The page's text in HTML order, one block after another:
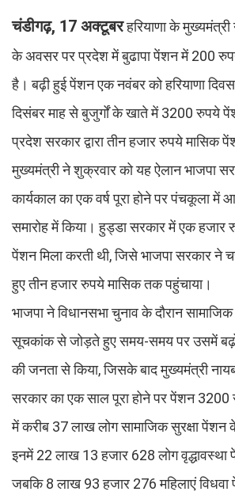
चंडीगढ़, 17 अक्टूबरहरियाणा के मुख्यमंत्री
के अवसर पर प्रदेश में बुढापा पेंशन में 200 रुपये
है। बढ़ी हुई पेंशन एक नवंबर को हरियाणा
दिसंबर माह से बुजुर्गों के खाते में 3200 रुपये
प्रदेश सरकार द्वारा तीन हजार रुपये मासिक
मुख्यमंत्री ने शुक्रवार को यह ऐलान भाजपा
कार्यकाल का एक वर्ष पूरा होने पर पंचकूला में
समारोह में किया। हुड्डा सरकार में एक हजार
पेंशन मिला करती थी, जिसे भाजपा सरकार ने
हुए तीन हजार रुपये मासिक तक पहुंचाया।
भाजपा ने विधानसभा चुनाव के दौरान
सूचकांक से जोड़ते हुए समय-समय पर उसमें
की जनता से किया, जिसके बाद मुख्यमंत्री
सरकार का एक साल पूरा होने पर पेंशन 3200
में करीब 37 लाख लोग सामाजिक सुरक्षा
इनमें 22 लाख 13 हजार 628 लोग वृद्धावस्था
जबकि 8 लाख 93 हजार 276 महिलाएं विधवा